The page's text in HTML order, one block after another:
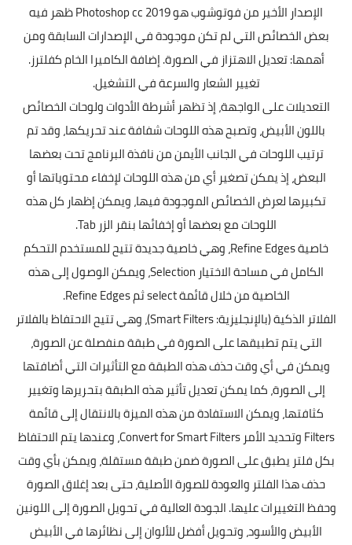
الإصدار الأخير من فوتوشوب هو 2019 Photoshop cc ظهر فيه
بعض الخصائص التي لم تكن موجودة في الإصدارات السابقة ومن
أهمها: تعديل الاهتزاز في الصورة. إضافة الكاميرا الخام كفلترز.
تغيير الشعار والسرعة في التشغيل.
التعديلات على الواجهة، إذ تظهر أشرطة الأدوات ولوحات الخصائص
باللون الأبيض، وتصبح هذه اللوحات شفافة عند تحريكها، وقد تم
ترتيب اللوحات في الجانب الأيمن من نافذة البرنامج تحت بعضها
البعض، إذ يمكن تصغير أي من هذه اللوحات لإخفاء محتوياتها أو
تكبيرها لعرض الخصائص الموجودة فيها، ويمكن إظهار كل هذه
اللوحات مع بعضها أو إخفائها بنقر الزر Tab.
خاصية Refine Edges، وهي خاصية جديدة تتيح للمستخدم التحكم
الكامل في مساحة الاختيار Selection، ويمكن الوصول إلى هذه
الخاصية من خلال قائمة select ثم Refine Edges.
الفلاتر الذكية (بالإنجليزية: Smart Filters)‏، وهي تتيح الاحتفاظ بالفلاتر
التي يتم تطبيقها على الصورة في طبقة منفصلة عن الصورة،
ويمكن في أي وقت حذف هذه الطبقة مع التأثيرات التي أضافتها
إلى الصورة، كما يمكن تعديل تأثير هذه الطبقة بتحريرها وتغيير
كثافتها، ويمكن الاستفادة من هذه الميزة بالانتقال إلى قائمة
Filters وتحديد الأمر Convert for Smart Filters، وعندها يتم الاحتفاظ
بكل فلتر يطبق على الصورة ضمن طبقة مستقلة، ويمكن بأي وقت
حذف هذا الفلتر والعودة للصورة الأصلية، حتى بعد إغلاق الصورة
وحفظ التغييرات عليها. الجودة العالية في تحويل الصورة إلى اللونين
الأبيض والأسود، وتحويل أفضل للألوان إلى نظائرها في الأبيض